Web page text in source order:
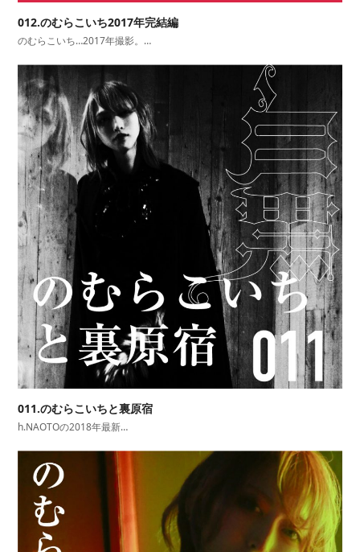
012.のむらこいち2017年完結編
のむらこいち…2017年撮影。…
011.のむらこいちと裏原宿
h.NAOTOの2018年最新…